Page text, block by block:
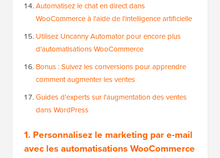
Automatisez le chat en direct dans
WooCommerce à l'aide de l'intelligence artificielle
Utilisez Uncanny Automator pour encore plus
d'automatisations WooCommerce
Bonus : Suivez les conversions pour apprendre
comment augmenter les ventes
Guides d'experts sur l'augmentation des ventes
dans WordPress
1. Personnalisez le marketing par e-mail
avec les automatisations WooCommerce